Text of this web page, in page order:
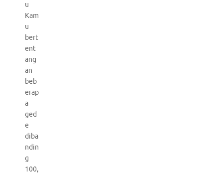
u
Kam
u
bert
ent
ang
an
beb
erap
a
ged
e
diba
ndin
g
100,